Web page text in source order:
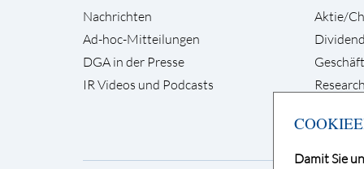
Nachrichten
Ad-hoc-Mitteilungen
DGA in der Presse
IR Videos und Podcasts
Aktie/
Damit Sie